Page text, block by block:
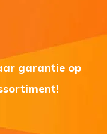
garantie op